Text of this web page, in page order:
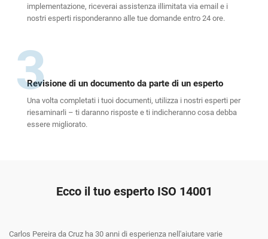
implementazione, riceverai assistenza illimitata via email e i
nostri esperti risponderanno alle tue domande entro 24 ore.
3
Revisione di un documento da parte di un esperto
Una volta completati i tuoi documenti, utilizza i nostri esperti per
riesaminarli – ti daranno risposte e ti indicheranno cosa debba
essere migliorato.
Ecco il tuo esperto ISO 14001
Carlos Pereira da Cruz ha 30 anni di esperienza nell'aiutare varie